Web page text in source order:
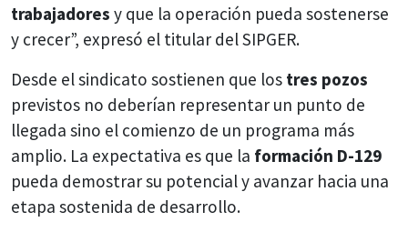
trabajadores y que la operación pueda sostenerse
y crecer”, expresó el titular del SIPGER.
Desde el sindicato sostienen que los tres pozos
previstos no deberían representar un punto de
llegada sino el comienzo de un programa más
amplio. La expectativa es que la formación D-129
pueda demostrar su potencial y avanzar hacia una
etapa sostenida de desarrollo.